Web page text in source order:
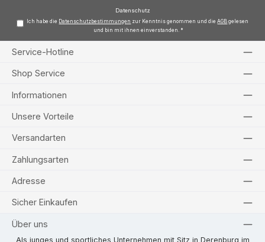
Datenschutz
Ich habe die Datenschutzbestimmungen zur Kenntnis genommen und dieAGB gelesen
und bin mit ihnen einverstanden. *
Service-Hotline
Shop Service
Informationen
Unsere Vorteile
Versandarten
Zahlungsarten
Adresse
Sicher Einkaufen
Über uns
Als junges und sportliches Unternehmen mit Sitz in Derenburg im